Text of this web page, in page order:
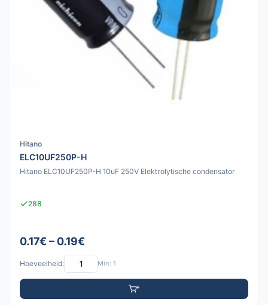
Hitano
ELC10UF250P-H
Hitano ELC10UF250P-H 10uF 250V Elektrolytische condensator
288
0.17€ – 0.19€
Hoeveelheid: Min: 1